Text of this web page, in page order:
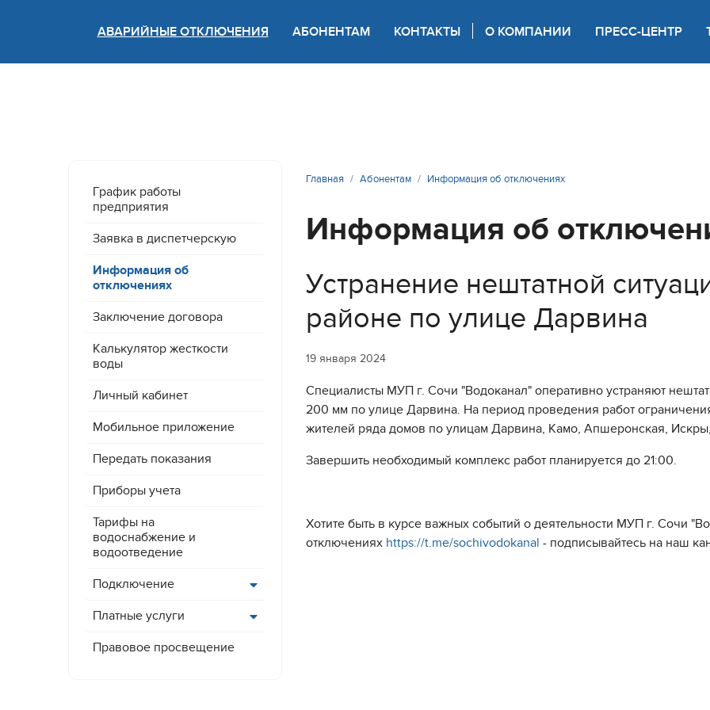
Версия для слабовидящих
АВАРИЙНЫЕ ОТКЛЮЧЕНИЯ АБОНЕНТАМ КОНТАКТЫ О КОМПАНИИ ПРЕСС-ЦЕНТР
График работы
предприятия
Заявка в диспетчерскую
Информация об
отключениях
Заключение договора
Калькулятор жесткости
воды
Личный кабинет
Мобильное приложение
Передать показания
Приборы учета
Тарифы на
водоснабжение и
водоотведение
Подключение
Платные услуги
Правовое просвещение
Главная Абонентам Информация об отключениях
Информация об
Устранение нештатной
районе по улице Дарвина
19 января 2024
Специалисты МУП г. Сочи "Водоканал" оперативно устраняют
200 мм по улице Дарвина. На период проведения работ
жителей ряда домов по улицам Дарвина, Камо, Апшеронская,
Завершить необходимый комплекс работ планируется до 21:00.
Хотите быть в курсе важных событий о деятельности МУП г. Сочи
отключениях https://t.me/sochivodokanal - подписывайтесь на наш